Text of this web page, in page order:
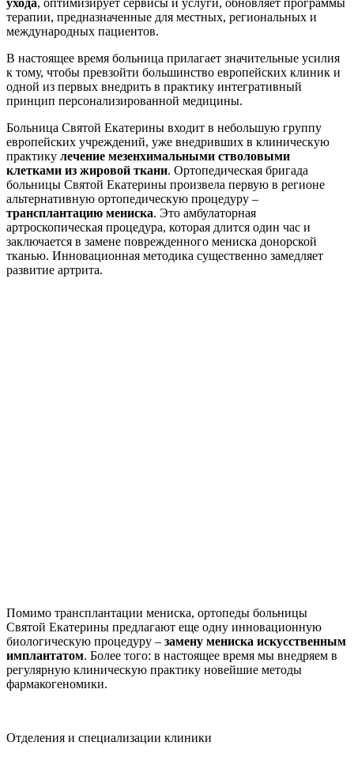
ухода, оптимизирует сервисы и услуги, обновляет программы
терапии, предназначенные для местных, региональных и
международных пациентов.
В настоящее время больница прилагает значительные усилия
к тому, чтобы превзойти большинство европейских клиник и
одной из первых внедрить в практику интегративный
принцип персонализированной медицины.
Больница Святой Екатерины входит в небольшую группу
европейских учреждений, уже внедривших в клиническую
практику лечение мезенхимальными стволовыми
клетками из жировой ткани. Ортопедическая бригада
больницы Святой Екатерины произвела первую в регионе
альтернативную ортопедическую процедуру –
трансплантацию мениска. Это амбулаторная
артроскопическая процедура, которая длится один час и
заключается в замене поврежденного мениска донорской
тканью. Инновационная методика существенно замедляет
развитие артрита.
Помимо трансплантации мениска, ортопеды больницы
Святой Екатерины предлагают еще одну инновационную
биологическую процедуру – замену мениска искусственным
имплантатом. Более того: в настоящее время мы внедряем в
регулярную клиническую практику новейшие методы
фармакогеномики.
Отделения и специализации клиники